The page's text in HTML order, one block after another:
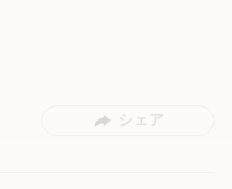
シェア